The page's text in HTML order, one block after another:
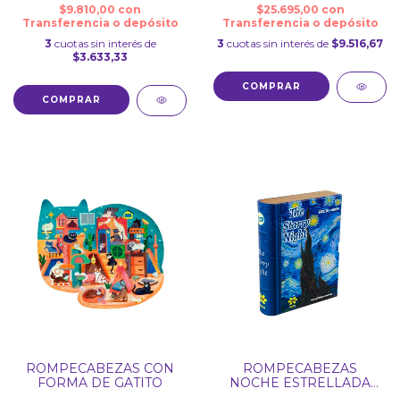
$9.810,00 con
Transferencia o depósito
3 cuotas sin interés de
$3.633,33
COMPRAR
$25.695,00 con
Transferencia o depósito
3 cuotas sin interés de $9.516,67
ROMPECABEZAS CON
FORMA DE GATITO
ROMPECABEZAS
NOCHE ESTRELLADA